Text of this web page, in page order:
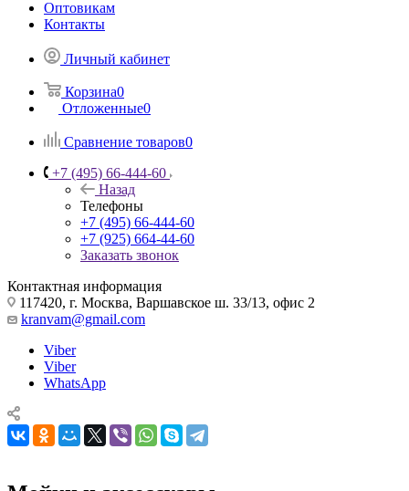
Оптовикам
Контакты
Личный кабинет
Корзина0
Отложенные0
Сравнение товаров0
+7 (495) 66-444-60
Назад
Телефоны
+7 (495) 66-444-60
+7 (925) 664-44-60
Заказать звонок
Контактная информация
117420, г. Москва, Варшавское ш. 33/13, офис 2
kranvam@gmail.com
Viber
Viber
WhatsApp